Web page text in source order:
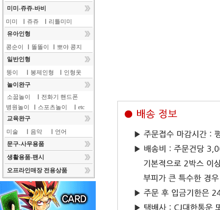
미미-쥬쥬-바비
미미
쥬쥬
리틀미미
유아인형
콩순이
똘똘이
뽀야 콩지
일반인형
뚱이
봉제인형
인형옷
놀이완구
소꿉놀이
전화기 핸드폰
병원놀이
스포츠놀이
etc
교육완구
미술
음악
언어
문구-사무용품
생활용품-팬시
오프라인매장 전용상품